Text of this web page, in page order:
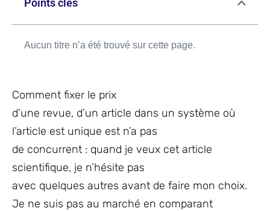
Points clés
Aucun titre n’a été trouvé sur cette page.
Comment fixer le prix
d’une revue, d’un article dans un système où
l’article est unique est n’a pas
de concurrent : quand je veux cet article
scientifique, je n’hésite pas
avec quelques autres avant de faire mon choix.
Je ne suis pas au marché en comparant